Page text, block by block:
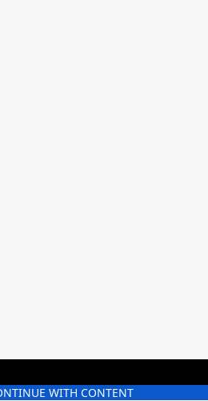
WITH CONTENT